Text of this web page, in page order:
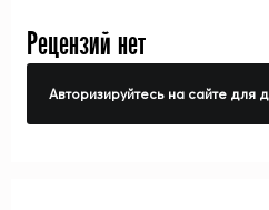
Рецензий нет
Авторизируйтесь на сайте для